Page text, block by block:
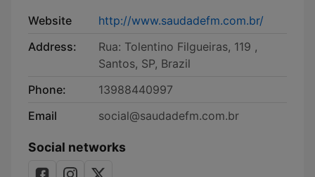
Website
http://www.saudadefm.com.br/
Address:
Rua: Tolentino Filgueiras, 119 ,
Santos, SP, Brazil
Phone:
13988440997
Email
social@saudadefm.com.br
Social networks